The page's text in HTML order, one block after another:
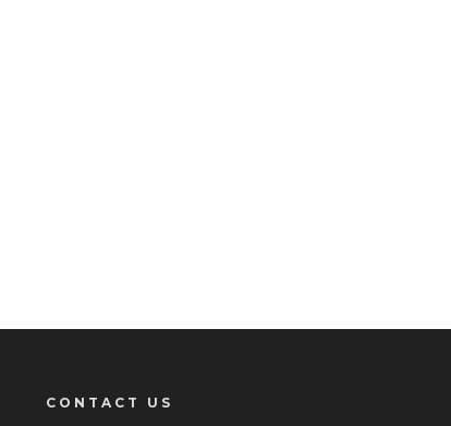
CONTACT US